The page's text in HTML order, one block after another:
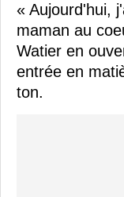
« Aujourd'hui,
maman au
Watier en
entrée en
ton.